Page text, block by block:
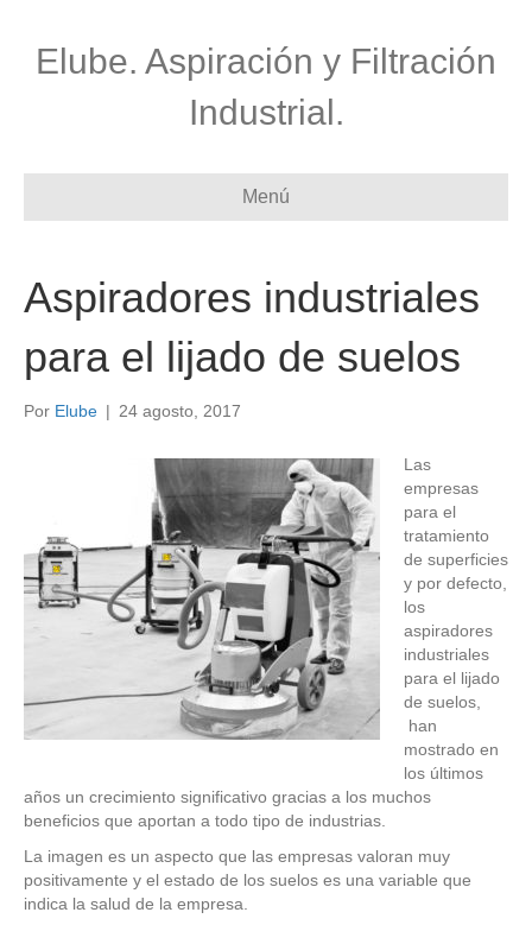
Elube. Aspiración y Filtración
Industrial.
Menú
Aspiradores industriales
para el lijado de suelos
Por Elube | 24 agosto, 2017
Las
empresas
para el
tratamiento
de superficies
y por defecto,
los
aspiradores
industriales
para el lijado
de suelos,
han
mostrado en
los últimos
años un crecimiento significativo gracias a los muchos
beneficios que aportan a todo tipo de industrias.
La imagen es un aspecto que las empresas valoran muy
positivamente y el estado de los suelos es una variable que
indica la salud de la empresa.